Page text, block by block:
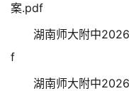
案.pdf
湖南师大附中
f
湖南师大附中